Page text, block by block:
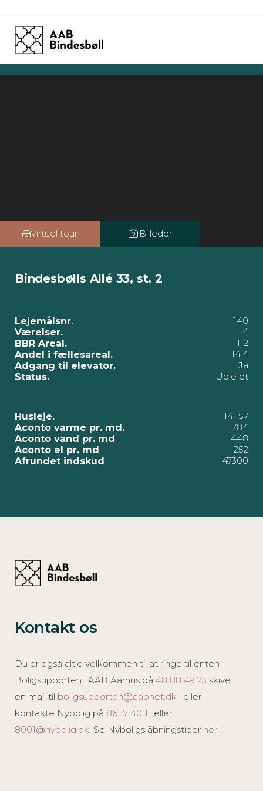
Skip
content
Virtuel tour Billeder
Bindesbølls Allé 33, st. 2
Lejemålsnr.
140
Værelser.
4
BBR Areal.
112
Andel i fællesareal.
14.4
Adgang til elevator.
Ja
Status.
Udlejet
Husleje.
14.157
Aconto varme pr. md.
784
Aconto vand pr. md
448
Aconto el pr. md
252
Afrundet indskud
47300
Kontakt os
Du er også altid velkommen til at ringe til enten
Boligsupporten i AAB Aarhus på 48 88 49 23 skive
en mail til boligsupporten@aabnet.dk , eller
kontakte Nybolig på 86 17 40 11 eller
8001@nybolig.dk . Se Nyboligs åbningstider her